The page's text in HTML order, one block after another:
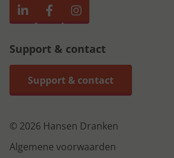
Support & contact
Support & contact
© 2026 Hansen Dranken
Algemene voorwaarden